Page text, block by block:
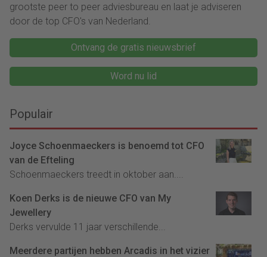
grootste peer to peer adviesbureau en laat je adviseren
door de top CFO's van Nederland.
Ontvang de gratis nieuwsbrief
Word nu lid
Populair
Joyce Schoenmaeckers is benoemd tot CFO
van de Efteling
Schoenmaeckers treedt in oktober aan....
Koen Derks is de nieuwe CFO van My
Jewellery
Derks vervulde 11 jaar verschillende...
Meerdere partijen hebben Arcadis in het vizier